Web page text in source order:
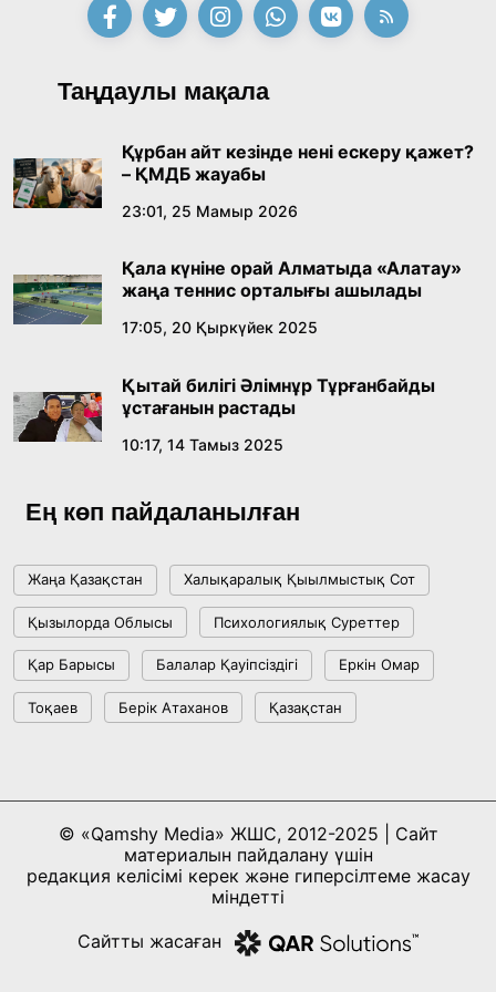
қабылдады
16:27, 23 Шілде 2026
Қазақ тіліндегі «құт» концептісінің
лингвомәдени сипаты
09:21, 21 Шілде 2026
Абайдың адам тәрбиесі туралы
18:59, 20 Шілде 2026
Жасанды интеллект: адамзаттың көмекшісі
18:16, 20 Шілде 2026
жетістіктері мен даму бағыты
Мемлекет басшысы Көбейтұз көлінің жай-
күйіне назар аударды
18:22, 17 Шілде 2026
10:28, 15 Шілде 2026
Қазақстан ҰҚК: уақыт сын-қатерлері және
ұлттық мүддені қорғау
Таңдаулы мақала
Құрбан айт кезінде нені ескеру қажет?
– ҚМДБ жауабы
23:01, 25 Мамыр 2026
Қала күніне орай Алматыда «Алатау»
жаңа теннис орталығы ашылады
17:05, 20 Қыркүйек 2025
Қытай билігі Әлімнұр Тұрғанбайды
ұстағанын растады
10:17, 14 Тамыз 2025
Ең көп пайдаланылған
Жаңа Қазақстан Халықаралық Қыылмыстық Сот
Қызылорда Облысы Психологиялық Суреттер
Қар Барысы Балалар Қауіпсіздігі Еркін Омар
Тоқаев Берік Атаханов Қазақстан
© «Qamshy Media» ЖШС, 2012-2025 | Сайт
материалын пайдалану үшін
редакция келісімі керек және гиперсілтеме жасау
міндетті
Сайтты жасаған